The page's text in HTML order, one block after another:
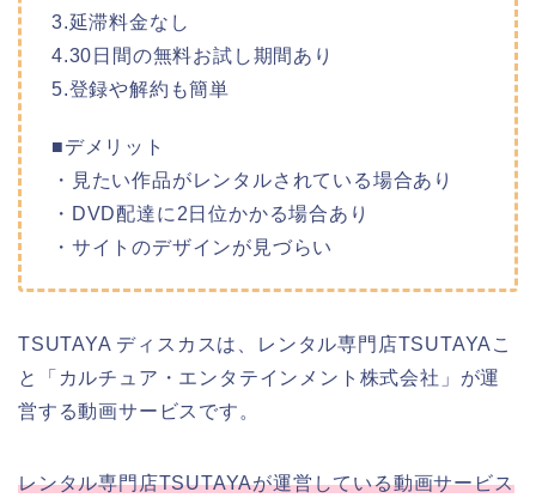
3.延滞料金なし
4.30日間の無料お試し期間あり
5.登録や解約も簡単
■デメリット
・見たい作品がレンタルされている場合あり
・DVD配達に2日位かかる場合あり
・サイトのデザインが見づらい
TSUTAYA ディスカスは、レンタル専門店TSUTAYAこ
と「カルチュア・エンタテインメント株式会社」が運
営する動画サービスです。
レンタル専門店TSUTAYAが運営している動画サービス